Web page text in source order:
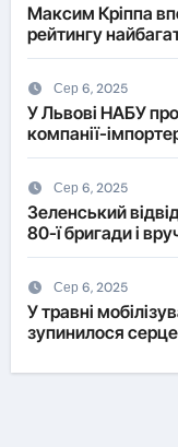
Максим Кріппа
рейтингу
Сер 6, 2025
У Львові НАБУ
компанії-
Сер 6, 2025
Зеленський
80-ї бригади і
військовим
Сер 6, 2025
У травні
зупинилося